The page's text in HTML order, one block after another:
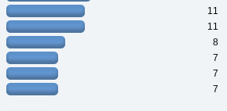
11
11
8
7
7
7